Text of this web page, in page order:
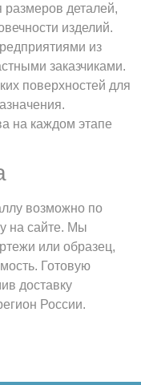
размеров деталей,
изделий.
из
заказчиками.
поверхностей для
на каждом этапе
возможно по
на сайте. Мы
или образец,
Готовую
доставку
России.